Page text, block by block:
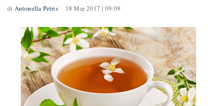
di Antonella Petris 18 Mar 2017 | 09:09